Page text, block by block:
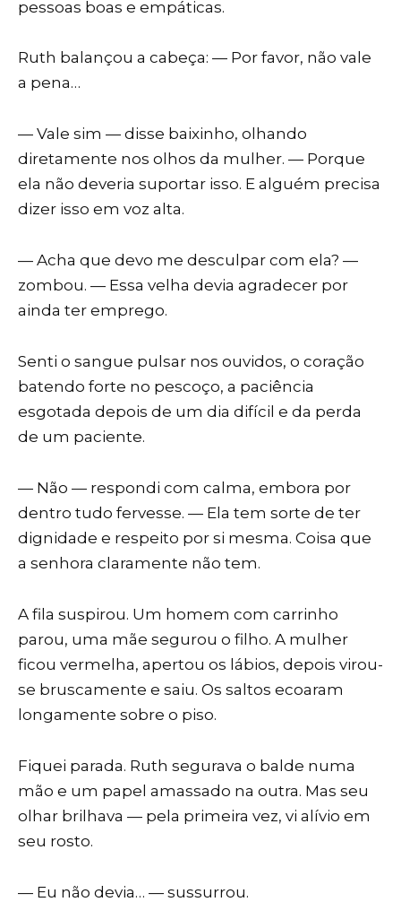
pessoas boas e empáticas.
Ruth balançou a cabeça: — Por favor, não vale
a pena…
— Vale sim — disse baixinho, olhando
diretamente nos olhos da mulher. — Porque
ela não deveria suportar isso. E alguém precisa
dizer isso em voz alta.
— Acha que devo me desculpar com ela? —
zombou. — Essa velha devia agradecer por
ainda ter emprego.
Senti o sangue pulsar nos ouvidos, o coração
batendo forte no pescoço, a paciência
esgotada depois de um dia difícil e da perda
de um paciente.
— Não — respondi com calma, embora por
dentro tudo fervesse. — Ela tem sorte de ter
dignidade e respeito por si mesma. Coisa que
a senhora claramente não tem.
A fila suspirou. Um homem com carrinho
parou, uma mãe segurou o filho. A mulher
ficou vermelha, apertou os lábios, depois virou-
se bruscamente e saiu. Os saltos ecoaram
longamente sobre o piso.
Fiquei parada. Ruth segurava o balde numa
mão e um papel amassado na outra. Mas seu
olhar brilhava — pela primeira vez, vi alívio em
seu rosto.
— Eu não devia… — sussurrou.